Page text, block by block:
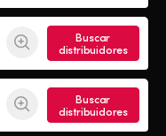
Buscar
distribuidores
Buscar
distribuidores